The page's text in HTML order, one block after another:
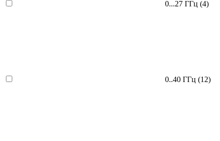
0...27 ГГц (4)
0..40 ГГц (12)